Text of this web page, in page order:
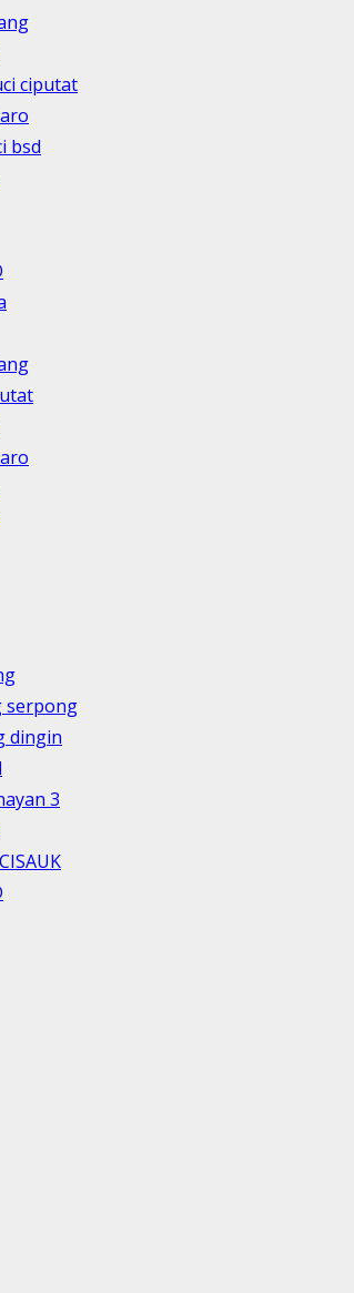
ciputat
bsd
serpong
dingin
3